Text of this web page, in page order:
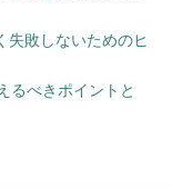
失敗しないためのヒ
るべきポイントと